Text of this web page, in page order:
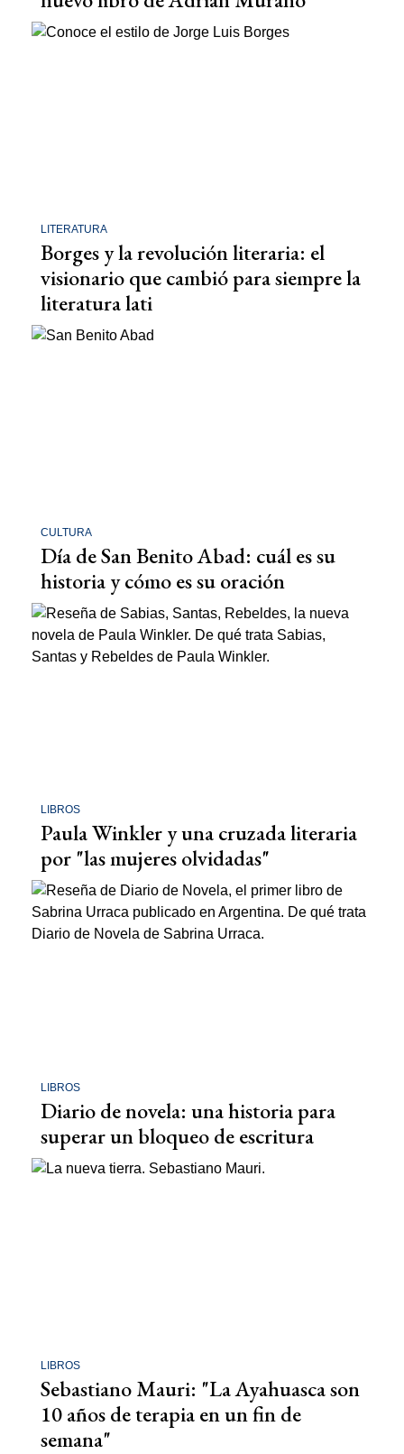
LITERATURA
Borges y la revolución literaria: el
visionario que cambió para siempre la
literatura lati
CULTURA
Día de San Benito Abad: cuál es su
historia y cómo es su oración
LIBROS
Paula Winkler y una cruzada literaria
por "las mujeres olvidadas"
LIBROS
Diario de novela: una historia para
superar un bloqueo de escritura
LIBROS
Sebastiano Mauri: "La Ayahuasca son
10 años de terapia en un fin de
semana"